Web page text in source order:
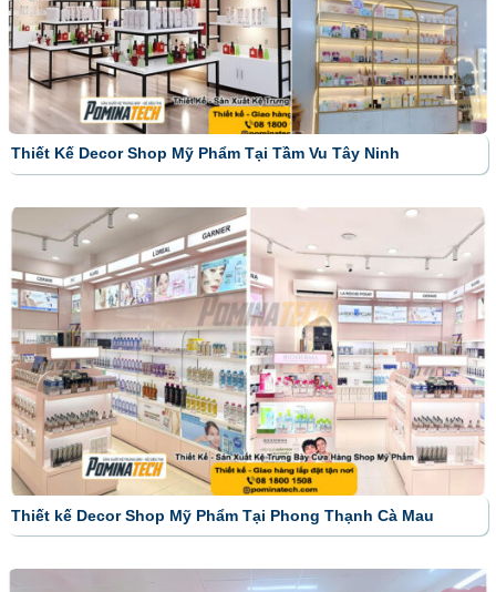
Thiết Kế Decor Shop Mỹ Phẩm Tại Tầm Vu Tây Ninh
Thiết kế Decor Shop Mỹ Phẩm Tại Phong Thạnh Cà Mau